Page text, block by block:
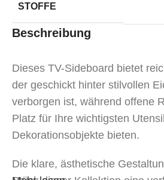
STOFFE
Beschreibung
Dieses TV-Sideboard bietet
der geschickt hinter stilvollen
verborgen ist, während offene
Platz für Ihre wichtigsten
Dekorationsobjekte bieten.
Die klare, ästhetische